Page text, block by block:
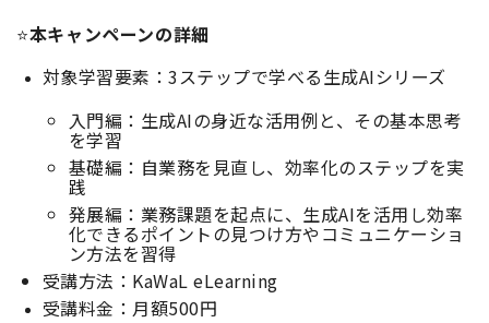
⭐本キャンペーンの詳細
対象学習要素：3ステップで学べる生成AIシリーズ
入門編：生成AIの身近な活用例と、その基本思考
を学習
基礎編：自業務を見直し、効率化のステップを実
践
発展編：業務課題を起点に、生成AIを活用し効率
化できるポイントの見つけ方やコミュニケーショ
ン方法を習得
受講方法：KaWaL eLearning
受講料金：月額500円